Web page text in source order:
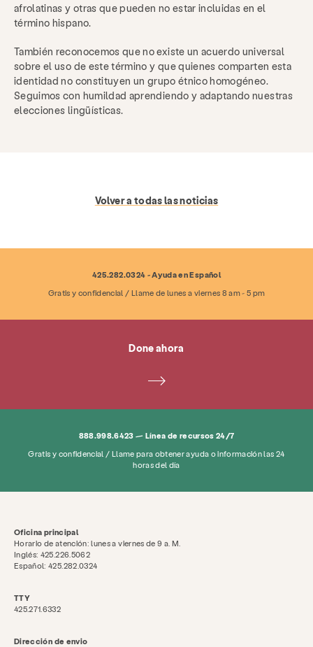
afrolatinas y otras que pueden no estar incluidas en el
término hispano.
También reconocemos que no existe un acuerdo universal
sobre el uso de este término y que quienes comparten esta
identidad no constituyen un grupo étnico homogéneo.
Seguimos con humildad aprendiendo y adaptando nuestras
elecciones lingüísticas.
Volver a todas las noticias
425.282.0324 - Ayuda en Español
Gratis y confidencial / Llame de lunes a viernes 8 am - 5 pm
Done ahora
888.998.6423 — Línea de recursos 24/7
Gratis y confidencial / Llame para obtener ayuda o información las 24
horas del día
Oficina principal
Horario de atención: lunes a viernes de 9 a. M.
Inglés: 425.226.5062
Español: 425.282.0324
TTY
425.271.6332
Dirección de envio